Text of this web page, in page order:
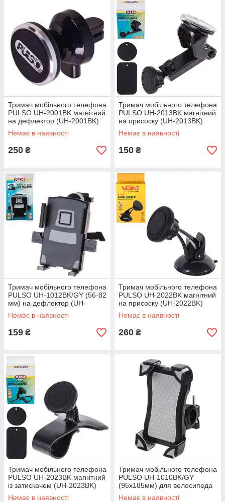
Тримач мобільного телефона
PULSO UH-2001BK магнітний
на дефлектор (UH-2001BK)
Немає в наявності
250 ₴
Тримач мобільного телефона
PULSO UH-2013BK магнітний
на присоску (UH-2013BK)
Немає в наявності
150 ₴
Тримач мобільного телефона
PULSO UH-1012BK/GY (56-82
мм) на дефлектор (UH-
1012BK/GY)
Немає в наявності
159 ₴
Тримач мобільного телефона
PULSO UH-2022BK магнітний
на присоску (UH-2022BK)
Немає в наявності
260 ₴
Тримач мобільного телефона
PULSO UH-2023BK магнітний
із затискачем (UH-2023BK)
Немає в наявності
Тримач мобільного телефона
PULSO UH-1010BK/GY
(95х185мм) для велосипеда
(UH-1010BK/GY)
Немає в наявності